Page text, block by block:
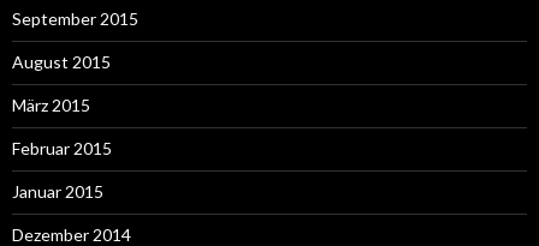
September 2015
August 2015
März 2015
Februar 2015
Januar 2015
Dezember 2014